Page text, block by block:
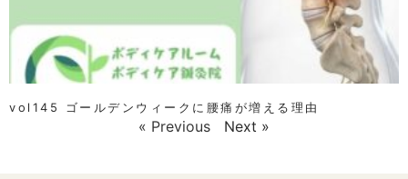
vol145 ゴールデンウィークに腰痛が増える理由
« Previous Next »